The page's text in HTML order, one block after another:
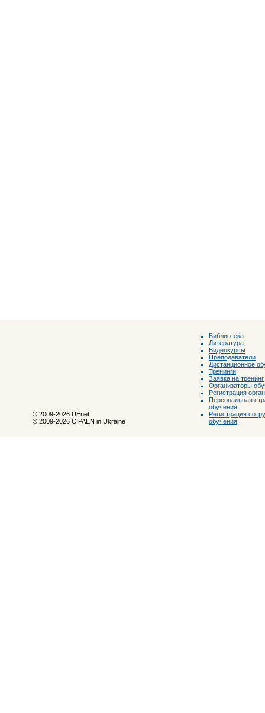
© 2009-2026 UEnet
© 2009-2026 CIPAEN in Ukraine
Библиотека
Литература
Видеокурсы
Преподаватели
Дистанционное
Тренинги
Заявка на тренинг
Организаторы
Регистрация
Персональная
обучения
Регистрация
обучения